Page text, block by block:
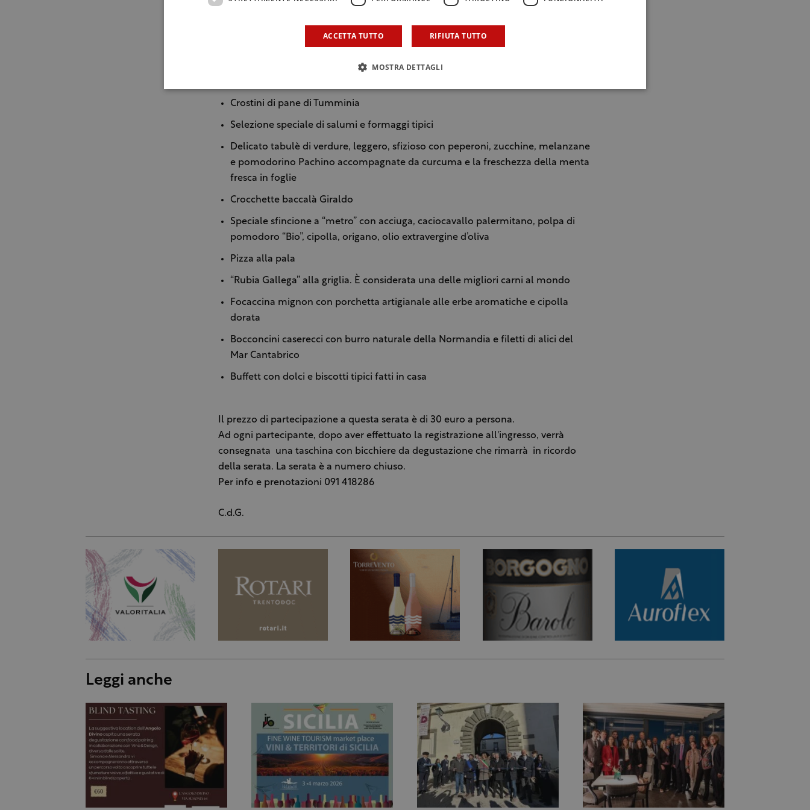
produzione limitata.
Alla degustazione guidata dallo stesso professore, saranno abbinati piatti
Crostini di pane di Tumminia
Selezione speciale di salumi e formaggi tipici
Delicato tabulè di verdure, leggero, sfizioso con peperoni, zucchine, melanzane
e pomodorino Pachino accompagnate da curcuma e la freschezza della menta
fresca in foglie
Crocchette baccalà Giraldo
Speciale sfincione a “metro” con acciuga, caciocavallo palermitano, polpa di
pomodoro “Bio”, cipolla, origano, olio extravergine d’oliva
Pizza alla pala
“Rubia Gallega” alla griglia. È considerata una delle migliori carni al mondo
Focaccina mignon con porchetta artigianale alle erbe aromatiche e cipolla
dorata
Bocconcini caserecci con burro naturale della Normandia e filetti di alici del
Mar Cantabrico
Buffett con dolci e biscotti tipici fatti in casa
Il prezzo di partecipazione a questa serata è di 30 euro a persona.
Ad ogni partecipante, dopo aver effettuato la registrazione all'ingresso, verrà
consegnata una taschina con bicchiere da degustazione che rimarrà in ricordo
della serata. La serata è a numero chiuso.
Per info e prenotazioni 091 418286
C.d.G.
Leggi anche
ACCETTA TUTTO RIFIUTA TUTTO
MOSTRA DETTAGLI